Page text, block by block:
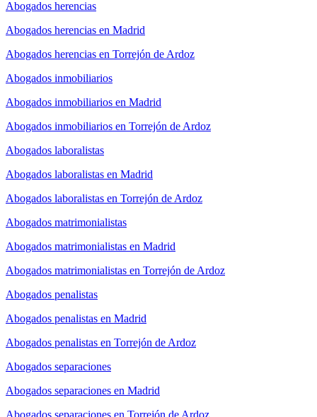
Abogados herencias
Abogados herencias en Madrid
Abogados herencias en Torrejón de Ardoz
Abogados inmobiliarios
Abogados inmobiliarios en Madrid
Abogados inmobiliarios en Torrejón de Ardoz
Abogados laboralistas
Abogados laboralistas en Madrid
Abogados laboralistas en Torrejón de Ardoz
Abogados matrimonialistas
Abogados matrimonialistas en Madrid
Abogados matrimonialistas en Torrejón de Ardoz
Abogados penalistas
Abogados penalistas en Madrid
Abogados penalistas en Torrejón de Ardoz
Abogados separaciones
Abogados separaciones en Madrid
Abogados separaciones en Torrejón de Ardoz